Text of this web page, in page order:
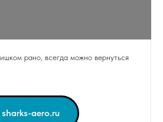
рано, всегда можно вернуться
sharks-aero.ru